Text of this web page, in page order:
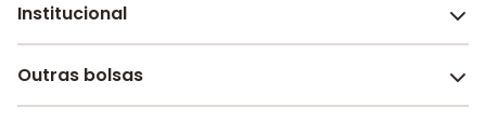
Melhores escolas de São Paulo
Escolas por cidade e bairro
Institucional
Sobre o Melhor Escola
Outras bolsas